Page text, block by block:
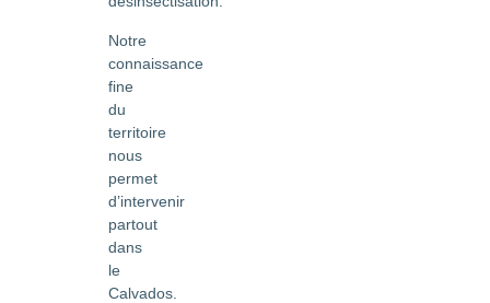
Notre
connaissance
fine
du
territoire
nous
permet
d’intervenir
partout
dans
le
Calvados.